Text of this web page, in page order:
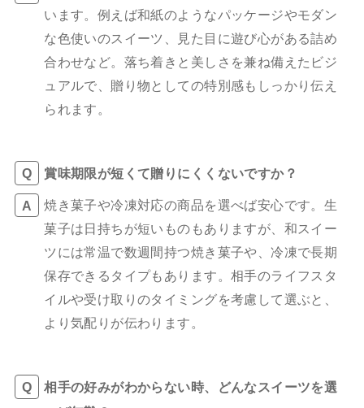
います。例えば和紙のようなパッケージやモダン
な色使いのスイーツ、見た目に遊び心がある詰め
合わせなど。落ち着きと美しさを兼ね備えたビジ
ュアルで、贈り物としての特別感もしっかり伝え
られます。
賞味期限が短くて贈りにくくないですか？
焼き菓子や冷凍対応の商品を選べば安心です。生
菓子は日持ちが短いものもありますが、和スイー
ツには常温で数週間持つ焼き菓子や、冷凍で長期
保存できるタイプもあります。相手のライフスタ
イルや受け取りのタイミングを考慮して選ぶと、
より気配りが伝わります。
相手の好みがわからない時、どんなスイーツを選